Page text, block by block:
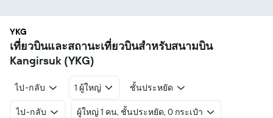
YKG
เที่ยวบินและสถานะเที่ยวบินสำหรับสนามบิน
Kangirsuk (YKG)
ไป-กลับ 1 ผู้ใหญ่ ชั้นประหยัด
ไป-กลับ ผู้ใหญ่ 1 คน, ชั้นประหยัด, 0 กระเป๋า